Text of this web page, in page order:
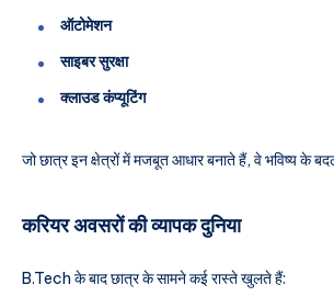
ऑटोमेशन
साइबर सुरक्षा
क्लाउड कंप्यूटिंग
जो छात्र इन क्षेत्रों में मजबूत आधार बनाते हैं, वे भविष्य के
करियर अवसरों की व्यापक दुनिया
B.Tech के बाद छात्र के सामने कई रास्ते खुलते हैं: